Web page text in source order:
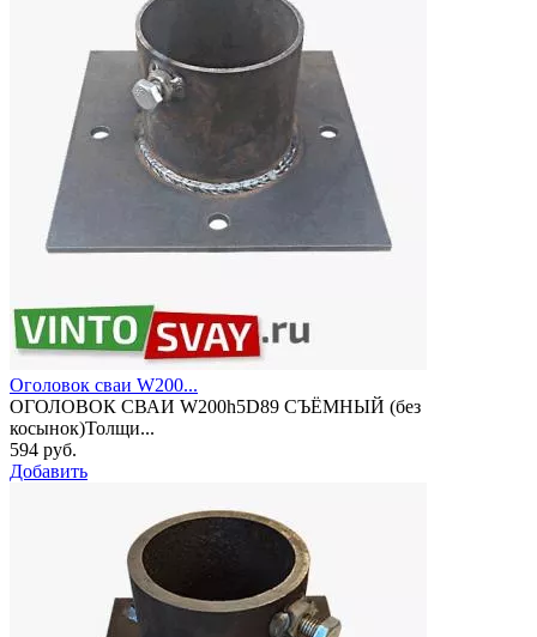
Оголовок сваи W200...
ОГОЛОВОК СВАИ W200h5D89 СЪЁМНЫЙ (без
косынок)Толщи...
594 руб.
Добавить